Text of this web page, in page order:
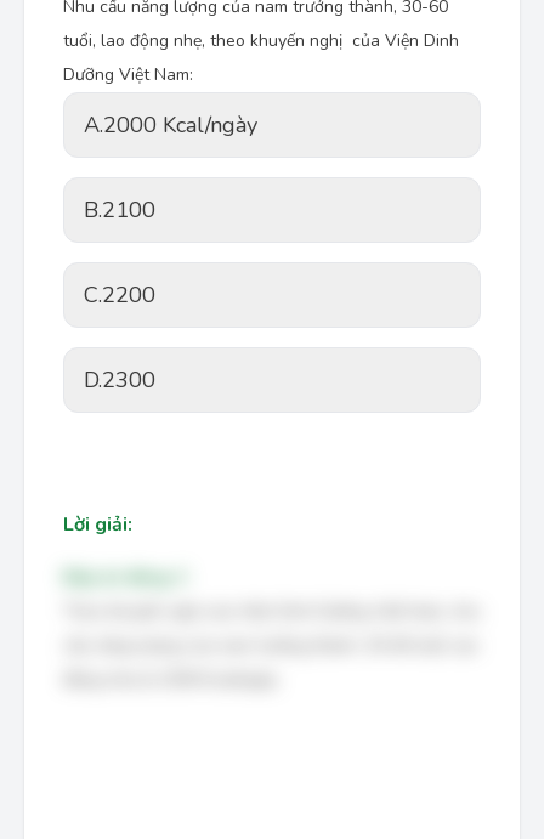
Nhu cầu năng lượng của nam trưởng thành, 30-60
tuổi, lao động nhẹ, theo khuyến nghị của Viện Dinh
Dưỡng Việt Nam:
A.2000 Kcal/ngày
B.2100
C.2200
D.2300
Lời giải: